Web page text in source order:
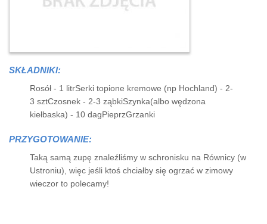
SKŁADNIKI:
Rosół - 1 litrSerki topione kremowe (np Hochland) - 2-
3 sztCzosnek - 2-3 ząbkiSzynka(albo wędzona
kiełbaska) - 10 dagPieprzGrzanki
PRZYGOTOWANIE:
Taką samą zupę znaleźliśmy w schronisku na Równicy (w
Ustroniu), więc jeśli ktoś chciałby się ogrzać w zimowy
wieczor to polecamy!